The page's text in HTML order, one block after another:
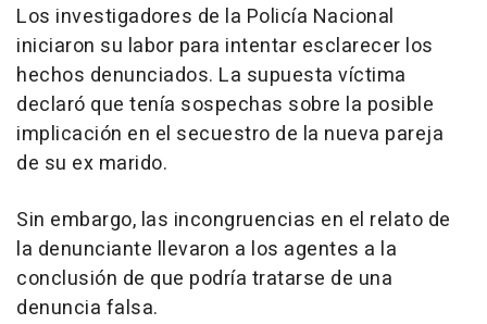
Los investigadores de la Policía Nacional
iniciaron su labor para intentar esclarecer los
hechos denunciados. La supuesta víctima
declaró que tenía sospechas sobre la posible
implicación en el secuestro de la nueva pareja
de su ex marido.
Sin embargo, las incongruencias en el relato de
la denunciante llevaron a los agentes a la
conclusión de que podría tratarse de una
denuncia falsa.